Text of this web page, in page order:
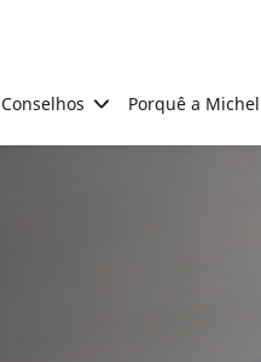
Conselhos Porquê a